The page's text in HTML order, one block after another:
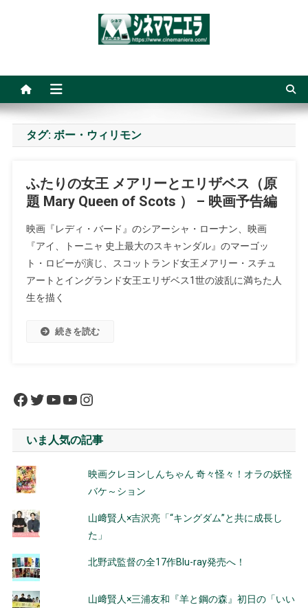
タグ: ボー・ウィリモン
ふたりの女王 メアリーとエリザベス（原
題 Mary Queen of Scots ） – 映画予告編
映画『レディ・バード』のシアーシャ・ローナン、映画
『アイ、トーニャ 史上最大のスキャンダル』のマーゴッ
ト・ロビーが演じ、スコットランド女王メアリー・スチュ
アートとイングランド女王エリザベス1世の波乱に満ちた人
生を描く
続きを読む
Facebook
Twitter
YouTube
YouTube
Instagram
いま人気の記事
映画クレヨンしんちゃん 奇々怪々！オラの妖怪
バケ～ション
山﨑賢人×吉沢亮「“キングダム”と共に成長し
た」
北野武監督の全17作Blu-ray発売へ！
山﨑賢人×三浦友和『羊と鋼の森』初日の「いい